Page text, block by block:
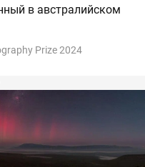
в австралийском
Prize 2024